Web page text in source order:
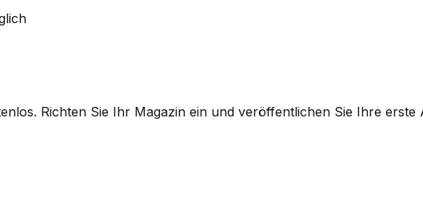
Richten Sie Ihr Magazin ein und veröffentlichen Sie Ihre erste